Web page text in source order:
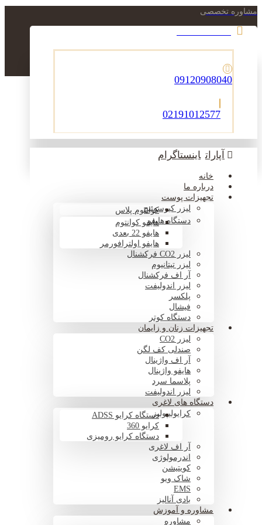
مشاوره تخصصی
09120908040
02191012577
آپارات اینستاگرام
خانه
درباره ما
تجهیزات پوست
لیزر کیوسوئیچکوانتوم پلاس
دستگاه هایفوهایفو کوانتوم
هایفو 22 بعدی
هایفو اولترافورمر
لیزر CO2 فرکشنال
لیزر تیتانیوم
آر اف فرکشنال
لیزر اندولیفت
پلکسر
فیشال
دستگاه کوتر
تجهیزات زنان و زایمان
لیزر CO2
صندلی کف لگن
آر اف واژینال
هایفو واژینال
پلاسما سرد
لیزر اندولیفت
دستگاه های لاغری
کرایولیپولیزدستگاه کرایو ADSS
کرایو 360
دستگاه کرایو رومیزی
آر اف لاغری
اندرمولوژی
کویتیشن
شاک ویو
EMS
بادی آنالیز
مشاوره و آموزش
مشاوره